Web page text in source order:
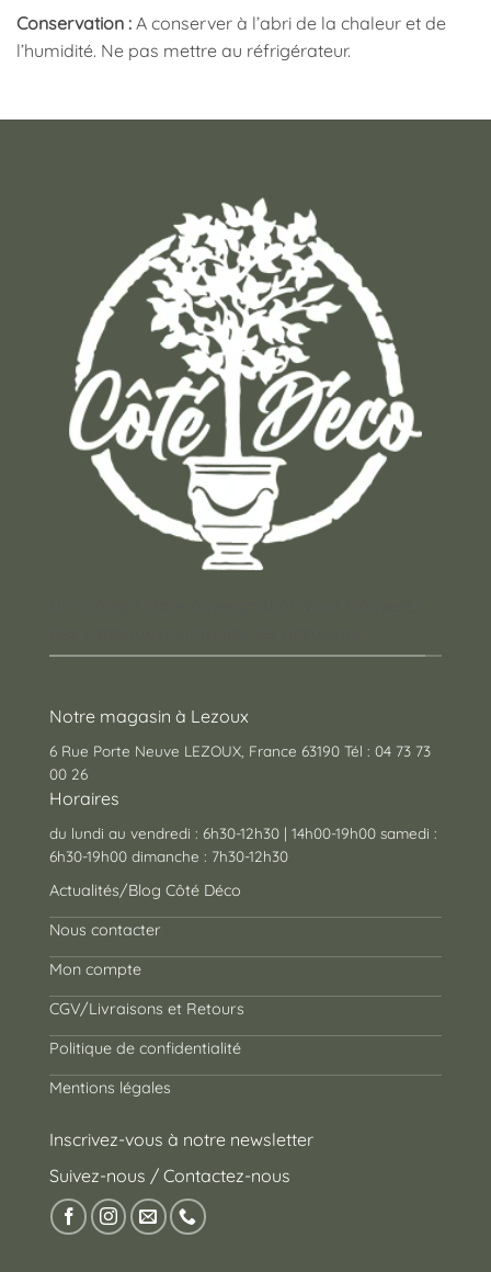
Conservation : A conserver à l’abri de la chaleur et de
l’humidité. Ne pas mettre au réfrigérateur.
Notre magasin à Lezoux
6 Rue Porte Neuve LEZOUX, France 63190 Tél : 04 73 73
00 26
Horaires
du lundi au vendredi : 6h30-12h30 | 14h00-19h00 samedi :
6h30-19h00 dimanche : 7h30-12h30
Actualités/Blog Côté Déco
Nous contacter
Mon compte
CGV/Livraisons et Retours
Politique de confidentialité
Mentions légales
Inscrivez-vous à notre newsletter
Suivez-nous / Contactez-nous